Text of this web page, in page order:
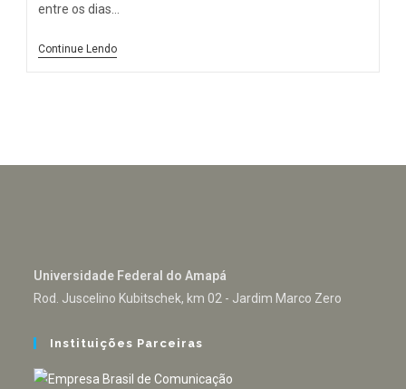
entre os dias…
Continue Lendo
Universidade Federal do Amapá
Rod. Juscelino Kubitschek, km 02 - Jardim Marco Zero
Instituições Parceiras